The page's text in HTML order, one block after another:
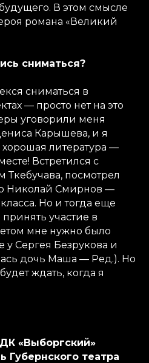
В этом смысле
романа «Великий
сниматься?
сниматься в
— просто нет на это
уговорили меня
Карышева, и я
хорошая литература —
Встретился с
посмотрел
Николай Смирнов —
Но и тогда еще
участие в
мне нужно было
у Сергея Безрукова и
дочь Маша — Ред.). Но
ждать, когда я
«Выборгский»
Губернского театра